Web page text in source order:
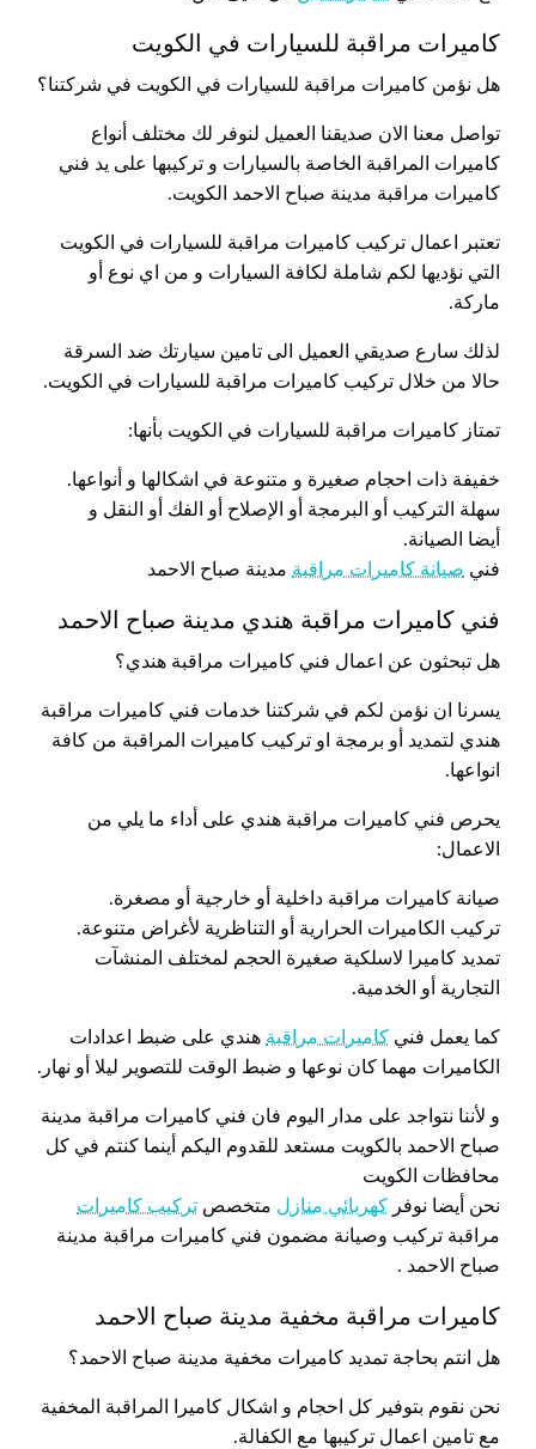
كاميرات مراقبة للسيارات في الكويت
هل نؤمن كاميرات مراقبة للسيارات في الكويت في شركتنا؟
تواصل معنا الان صديقنا العميل لنوفر لك مختلف أنواع
كاميرات المراقبة الخاصة بالسيارات و تركيبها على يد فني
كاميرات مراقبة مدينة صباح الاحمد الكويت.
تعتبر اعمال تركيب كاميرات مراقبة للسيارات في الكويت
التي نؤديها لكم شاملة لكافة السيارات و من اي نوع أو
ماركة.
لذلك سارع صديقي العميل الى تامين سيارتك ضد السرقة
حالا من خلال تركيب كاميرات مراقبة للسيارات في الكويت.
تمتاز كاميرات مراقبة للسيارات في الكويت بأنها:
خفيفة ذات احجام صغيرة و متنوعة في اشكالها و أنواعها.
سهلة التركيب أو البرمجة أو الإصلاح أو الفك أو النقل و
أيضا الصيانة.
فني صيانة كاميرات مراقبة مدينة صباح الاحمد
فني كاميرات مراقبة هندي مدينة صباح الاحمد
هل تبحثون عن اعمال فني كاميرات مراقبة هندي؟
يسرنا ان نؤمن لكم في شركتنا خدمات فني كاميرات مراقبة
هندي لتمديد أو برمجة او تركيب كاميرات المراقبة من كافة
انواعها.
يحرص فني كاميرات مراقبة هندي على أداء ما يلي من
الاعمال:
صيانة كاميرات مراقبة داخلية أو خارجية أو مصغرة.
تركيب الكاميرات الحرارية أو التناظرية لأغراض متنوعة.
تمديد كاميرا لاسلكية صغيرة الحجم لمختلف المنشآت
التجارية أو الخدمية.
كما يعمل فني كاميرات مراقبة هندي على ضبط اعدادات
الكاميرات مهما كان نوعها و ضبط الوقت للتصوير ليلا أو نهار.
و لأننا نتواجد على مدار اليوم فان فني كاميرات مراقبة مدينة
صباح الاحمد بالكويت مستعد للقدوم اليكم أينما كنتم في كل
محافظات الكويت
نحن أيضا نوفر كهربائي منازل متخصص تركيب كاميرات
مراقبة تركيب وصيانة مضمون فني كاميرات مراقبة مدينة
صباح الاحمد .
كاميرات مراقبة مخفية مدينة صباح الاحمد
هل انتم بحاجة تمديد كاميرات مخفية مدينة صباح الاحمد؟
نحن نقوم بتوفير كل احجام و اشكال كاميرا المراقبة المخفية
مع تامين اعمال تركيبها مع الكفالة.